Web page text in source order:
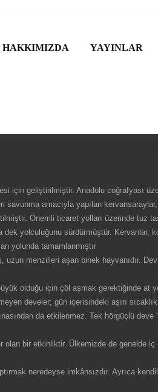
HAKKIMIZDA YAYINLAR
için geliştirilmiştir. Anadolu coğrafyası
amacıyla yapılan
Önemli ticaret yolları üzerinde tuz
yolculuğunu sürdürmüştür. Kervanlar,
yolunda tamamlanmıştır
menzilleri aşan binek hayvanıdır.
olduğu için çöl aşmak gerektiğinde at
develer; gün içerisindeki aşırı
da etkilenmez. Tek hörgüçlü deve “
olan bir etkinliktir. Ülkemizde de genelde iç
neredeyse imkânsızdır. Ayrıca